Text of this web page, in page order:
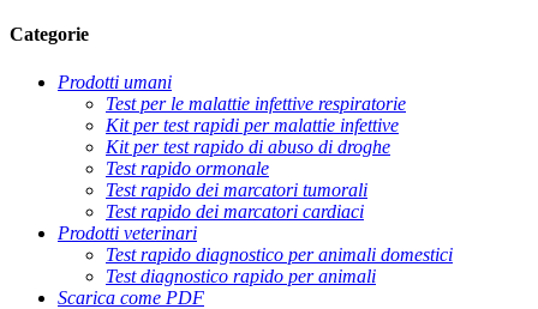
Categorie
Prodotti umani
Test per le malattie infettive respiratorie
Kit per test rapidi per malattie infettive
Kit per test rapido di abuso di droghe
Test rapido ormonale
Test rapido dei marcatori tumorali
Test rapido dei marcatori cardiaci
Prodotti veterinari
Test rapido diagnostico per animali domestici
Test diagnostico rapido per animali
Scarica come PDF